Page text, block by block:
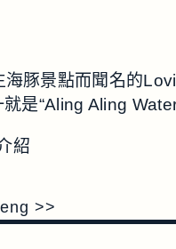
豚景點而聞名的
是“Aling Aling
紹
>>